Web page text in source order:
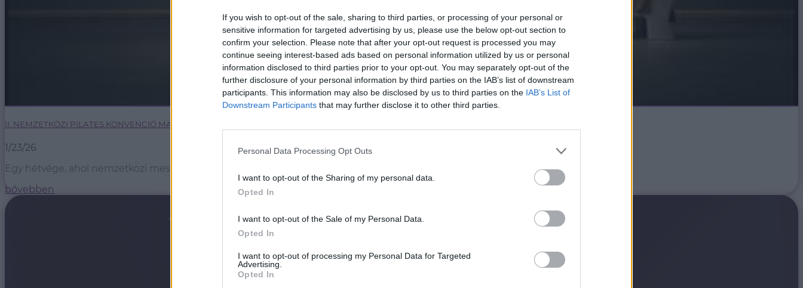
If you wish to opt-out of the sale, sharing to third parties, or processing of your personal or
sensitive information for targeted advertising by us, please use the below opt-out section to
confirm your selection. Please note that after your opt-out request is processed you may
continue seeing interest-based ads based on personal information utilized by us or personal
information disclosed to third parties prior to your opt-out. You may separately opt-out of the
further disclosure of your personal information by third parties on the IAB’s list of downstream
participants. This information may also be disclosed by us to third parties on the IAB’s List of
Downstream Participants that may further disclose it to other third parties.
Personal Data Processing Opt Outs
I want to opt-out of the Sharing of my personal data.
Opted In
I want to opt-out of the Sale of my Personal Data.
Opted In
I want to opt-out of processing my Personal Data for Targeted
Advertising.
Opted In
II. NEMZETKÖZI PILATES KONVENCIÓ MAGYARORSZÁGON
1/23/26
Egy hétvége, ahol nemzetközi mestertanároktól tanulhatsz, inspirálódhatsz első kézből.
bővebben